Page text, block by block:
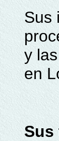
Sus
y
en
Sus